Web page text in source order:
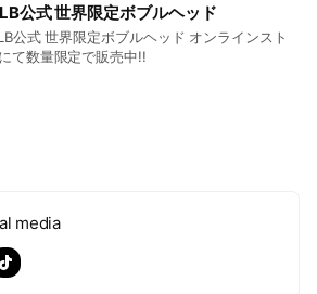
公式 世界限定ボブルヘッド
公式 世界限定ボブルヘッド オンラインスト
て数量限定で販売中!!
media